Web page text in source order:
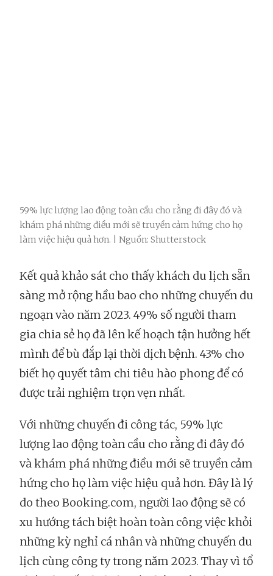
59% lực lượng lao động toàn cầu cho rằng đi đây đó và
khám phá những điều mới sẽ truyền cảm hứng cho họ
làm việc hiệu quả hơn. | Nguồn: Shutterstock
Kết quả khảo sát cho thấy khách du lịch sẵn
sàng mở rộng hầu bao cho những chuyến du
ngoạn vào năm 2023. 49% số người tham
gia chia sẻ họ đã lên kế hoạch tận hưởng hết
mình để bù đắp lại thời dịch bệnh. 43% cho
biết họ quyết tâm chi tiêu hào phong để có
được trải nghiệm trọn vẹn nhất.
Với những chuyến đi công tác, 59% lực
lượng lao động toàn cầu cho rằng đi đây đó
và khám phá những điều mới sẽ truyền cảm
hứng cho họ làm việc hiệu quả hơn. Đây là lý
do theo Booking.com, người lao động sẽ có
xu hướng tách biệt hoàn toàn công việc khỏi
những kỳ nghỉ cá nhân và những chuyến du
lịch cùng công ty trong năm 2023. Thay vì tổ